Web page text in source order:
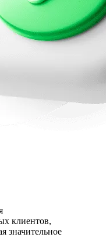
клиентов,
значительное